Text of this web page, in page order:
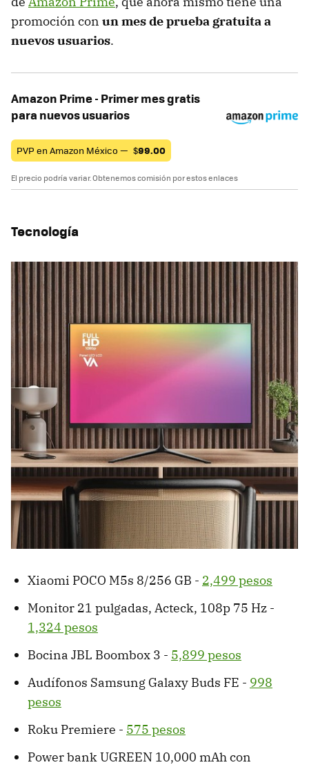
promoción con un mes de prueba gratuita a
nuevos usuarios.
Amazon Prime - Primer mes gratis
para nuevos usuarios
PVP en Amazon México — $99.00
El precio podría variar. Obtenemos comisión por estos enlaces
Tecnología
Xiaomi POCO M5s 8/256 GB - 2,499 pesos
Monitor 21 pulgadas, Acteck, 108p 75 Hz -
1,324 pesos
Bocina JBL Boombox 3 - 5,899 pesos
Audífonos Samsung Galaxy Buds FE - 998
pesos
Roku Premiere - 575 pesos
Power bank UGREEN 10,000 mAh con